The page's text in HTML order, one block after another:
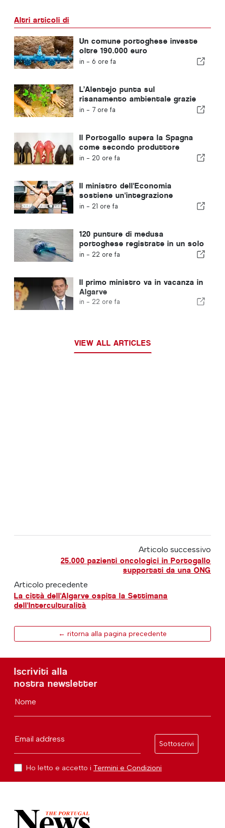
Altri articoli di
Un comune portoghese investe
oltre 190.000 euro
nell'approvvigionamento idrico
in - 6 ore fa
L’Alentejo punta sul
risanamento ambientale grazie
ai fondi europei
in - 7 ore fa
Il Portogallo supera la Spagna
come secondo produttore
europeo di calzature
in - 20 ore fa
Il ministro dell'Economia
sostiene un'integrazione
regolamentata e garantisce un
in - 21 ore fa
120 punture di medusa
portoghese registrate in un solo
giorno
in - 22 ore fa
Il primo ministro va in vacanza in
Algarve
in - 22 ore fa
VIEW ALL ARTICLES
Articolo successivo
25.000 pazienti oncologici in Portogallo
supportati da una ONG
Articolo precedente
La città dell'Algarve ospita la Settimana
dell'Interculturalità
← ritorna alla pagina precedente
Iscriviti alla
nostra newsletter
Nome
Email address
Sottoscrivi
Ho letto e accetto i Termini e Condizioni